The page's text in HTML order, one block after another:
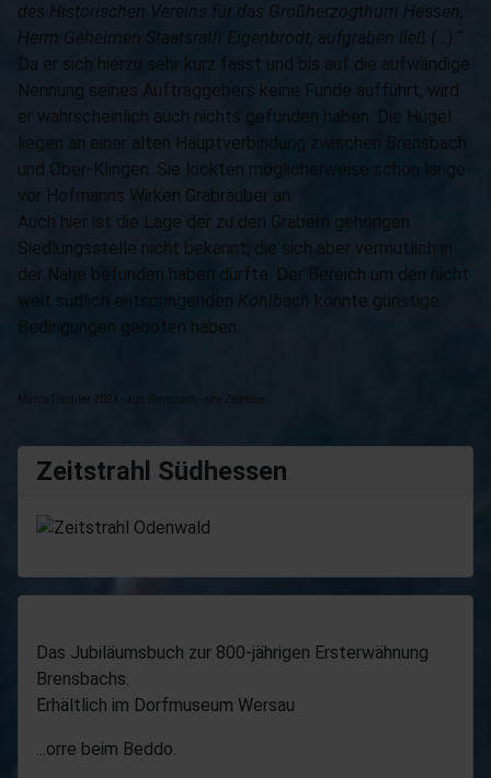
des Historischen Vereins für das Großherzogthum Hessen,
Herrn Geheimen Staatsrath Eigenbrodt, aufgraben ließ (…).“
Da er sich hierzu sehr kurz fasst und bis auf die aufwändige
Nennung seines Auftraggebers keine Funde aufführt, wird
er wahrscheinlich auch nichts gefunden haben. Die Hügel
liegen an einer alten Hauptverbindung zwischen Brensbach
und Ober-Klingen. Sie lockten möglicherweise schon lange
vor Hofmanns Wirken Grabräuber an.
Auch hier ist die Lage der zu den Gräbern gehörigen
Siedlungsstelle nicht bekannt, die sich aber vermutlich in
der Nähe befunden haben dürfte. Der Bereich um den nicht
weit südlich entspringenden Kohlbach könnte günstige
Bedingungen geboten haben.
Marco Tischler 2023 - aus Brensbach - eine Zeitreise
Zeitstrahl Südhessen
Das Jubiläumsbuch zur 800-jährigen Ersterwähnung
Brensbachs.
Erhältlich im Dorfmuseum Wersau
...orre beim Beddo.